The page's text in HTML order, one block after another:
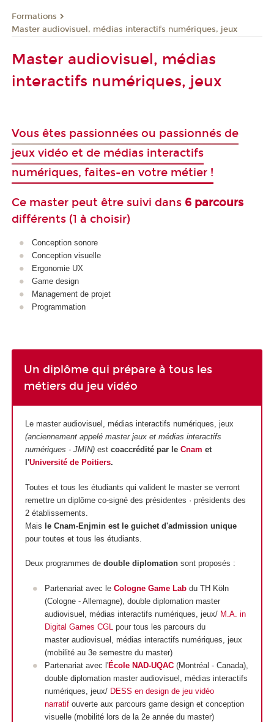
Formations
Master audiovisuel, médias interactifs numériques, jeux
Master audiovisuel, médias
interactifs numériques, jeux
Vous êtes passionnées ou passionnés de
jeux vidéo et de médias interactifs
numériques, faites-en votre métier !
Ce master peut être suivi dans 6 parcours
différents (1 à choisir)
Conception sonore
Conception visuelle
Ergonomie UX
Game design
Management de projet
Programmation
Un diplôme qui prépare à tous les
métiers du jeu vidéo
Le master audiovisuel, médias interactifs numériques, jeux
(anciennement appelé master jeux et médias interactifs
numériques - JMIN)est coaccrédité par le Cnam et
l'Université de Poitiers.
Toutes et tous les étudiants qui valident le master se verront
remettre un diplôme co-signé des présidentes · présidents des
2 établissements.
Mais le Cnam-Enjmin est le guichet d'admission unique
pour toutes et tous les étudiants.
Deux programmes de double diplomationsont proposés :
Partenariat avec le Cologne Game Lab du TH Köln
(Cologne - Allemagne), double diplomation master
audiovisuel, médias interactifs numériques, jeux/ M.A. in
Digital Games CGL pour tous les parcours du
master audiovisuel, médias interactifs numériques, jeux
(mobilité au 3e semestre du master)
Partenariat avec l'École NAD-UQAC (Montréal - Canada),
double diplomation master audiovisuel, médias interactifs
numériques, jeux/ DESS en design de jeu vidéo
narratif ouverte aux parcours game design et conception
visuelle (mobilité lors de la 2e année du master)